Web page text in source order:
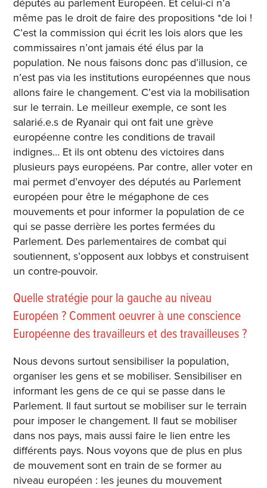
députés au parlement Européen. Et celui-ci n’a
même pas le droit de faire des propositions *de loi !
C’est la commission qui écrit les lois alors que les
commissaires n’ont jamais été élus par la
population. Ne nous faisons donc pas d’illusion, ce
n’est pas via les institutions européennes que nous
allons faire le changement. C’est via la mobilisation
sur le terrain. Le meilleur exemple, ce sont les
salarié.e.s de Ryanair qui ont fait une grève
européenne contre les conditions de travail
indignes… Et ils ont obtenu des victoires dans
plusieurs pays européens. Par contre, aller voter en
mai permet d’envoyer des députés au Parlement
européen pour être le mégaphone de ces
mouvements et pour informer la population de ce
qui se passe derrière les portes fermées du
Parlement. Des parlementaires de combat qui
soutiennent, s’opposent aux lobbys et construisent
un contre-pouvoir.
Quelle stratégie pour la gauche au niveau
Européen ? Comment oeuvrer à une conscience
Européenne des travailleurs et des travailleuses ?
Nous devons surtout sensibiliser la population,
organiser les gens et se mobiliser. Sensibiliser en
informant les gens de ce qui se passe dans le
Parlement. Il faut surtout se mobiliser sur le terrain
pour imposer le changement. Il faut se mobiliser
dans nos pays, mais aussi faire le lien entre les
différents pays. Nous voyons que de plus en plus
de mouvement sont en train de se former au
niveau européen : les jeunes du mouvement